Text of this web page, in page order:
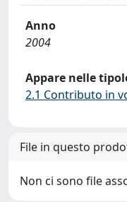
Anno
2004
Appare nelle
2.1 Contributo in
File in questo
Non ci sono file